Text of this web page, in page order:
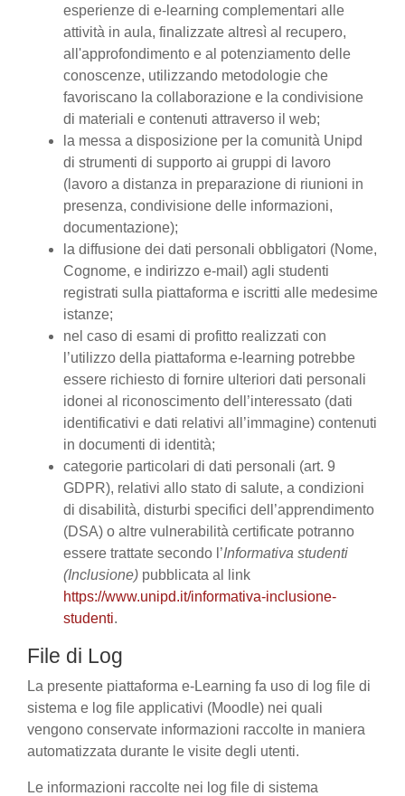
esperienze di e-learning complementari alle
attività in aula, finalizzate altresì al recupero,
all'approfondimento e al potenziamento delle
conoscenze, utilizzando metodologie che
favoriscano la collaborazione e la condivisione
di materiali e contenuti attraverso il web;
la messa a disposizione per la comunità Unipd
di strumenti di supporto ai gruppi di lavoro
(lavoro a distanza in preparazione di riunioni in
presenza, condivisione delle informazioni,
documentazione);
la diffusione dei dati personali obbligatori (Nome,
Cognome, e indirizzo e-mail) agli studenti
registrati sulla piattaforma e iscritti alle medesime
istanze;
nel caso di esami di profitto realizzati con
l’utilizzo della piattaforma e-learning potrebbe
essere richiesto di fornire ulteriori dati personali
idonei al riconoscimento dell’interessato (dati
identificativi e dati relativi all’immagine) contenuti
in documenti di identità;
categorie particolari di dati personali (art. 9
GDPR), relativi allo stato di salute, a condizioni
di disabilità, disturbi specifici dell’apprendimento
(DSA) o altre vulnerabilità certificate potranno
essere trattate secondo l’Informativa studenti
(Inclusione) pubblicata al link
https://www.unipd.it/informativa-inclusione-
studenti.
File di Log
La presente piattaforma e-Learning fa uso di log file di
sistema e log file applicativi (Moodle) nei quali
vengono conservate informazioni raccolte in maniera
automatizzata durante le visite degli utenti.
Le informazioni raccolte nei log file di sistema